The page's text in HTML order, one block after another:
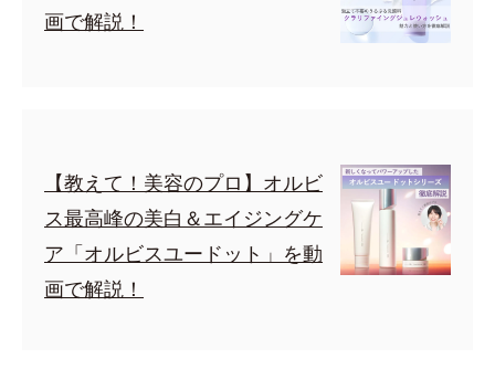
画で解説！
【教えて！美容のプロ】オルビ
ス最高峰の美白＆エイジングケ
ア「オルビスユードット」を動
画で解説！